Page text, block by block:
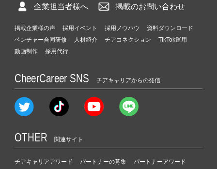
企業担当者様へ 掲載のお問い合わせ
掲載企業様の声 採用イベント 採用ノウハウ
資料ダウンロード
ベンチャー合同研修
人材紹介 チアコネクション
TikTok運用
動画制作
採用代行
CheerCareer SNS チアキャリアからの発信
OTHER 関連サイト
チアキャリアアワード パートナーの募集 パートナーアワード